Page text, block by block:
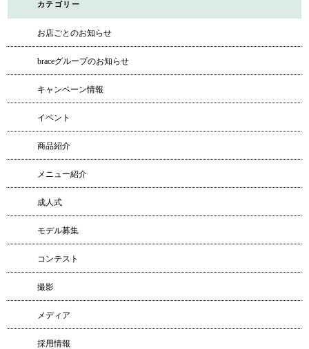
カテゴリー
お店ごとのお知らせ
braceグループのお知らせ
キャンペーン情報
イベント
商品紹介
メニュー紹介
成人式
モデル募集
コンテスト
撮影
メディア
採用情報